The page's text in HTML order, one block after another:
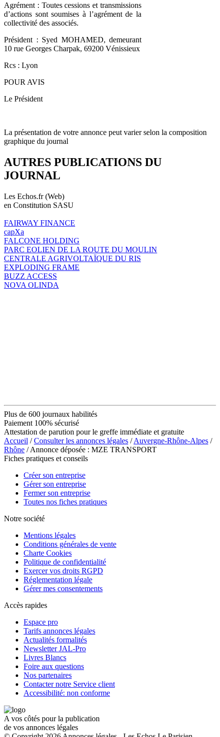
Agrément : Toutes cessions et transmissions
d’actions sont soumises à l’agrément de la
collectivité des associés.
Président : Syed MOHAMED, demeurant
10 rue Georges Charpak, 69200 Vénissieux
Rcs : Lyon​
POUR AVIS
Le Président
La présentation de votre annonce peut varier selon la composition
graphique du journal
AUTRES PUBLICATIONS DU
JOURNAL
Les Echos.fr (Web)
en Constitution SASU
FAIRWAY FINANCE
capXa
FALCONE HOLDING
PARC EOLIEN DE LA ROUTE DU MOULIN
CENTRALE AGRIVOLTAÏQUE DU RIS
EXPLODING FRAME
BUZZ ACCESS
NOVA OLINDA
Plus de 600 journaux habilités
Paiement 100% sécurisé
Attestation de parution pour le greffe immédiate et gratuite
Accueil /Consulter les annonces légales /Auvergne-Rhône-Alpes /
Rhône / Annonce déposée : MZE TRANSPORT
Fiches pratiques et conseils
Créer son entreprise
Gérer son entreprise
Fermer son entreprise
Toutes nos fiches pratiques
Notre société
Mentions légales
Conditions générales de vente
Charte Cookies
Politique de confidentialité
Exercer vos droits RGPD
Réglementation légale
Gérer mes consentements
Accès rapides
Espace pro
Tarifs annonces légales
Actualités formalités
Newsletter JAL-Pro
Livres Blancs
Foire aux questions
Nos partenaires
Contacter notre Service client
Accessibilité: non conforme
A vos côtés pour la publication
de vos annonces légales